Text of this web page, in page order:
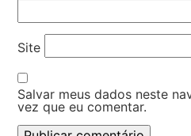
Site
Salvar meus dados neste
vez que eu comentar.